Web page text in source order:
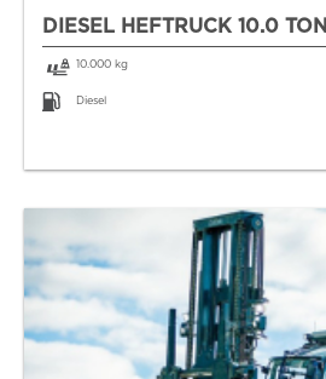
DIESEL HEFTRUCK 10.0 TON
10.000 kg
Diesel